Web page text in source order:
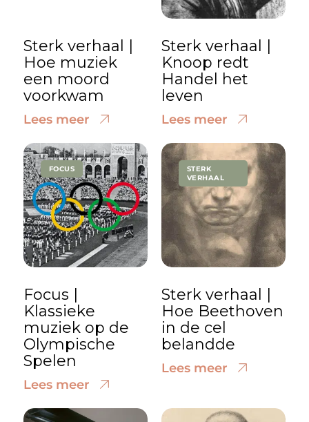
Sterk verhaal |
Hoe muziek
een moord
voorkwam
Lees meer
Sterk verhaal |
Knoop redt
Handel het
leven
Lees meer
FOCUS
Focus |
Klassieke
muziek op de
Olympische
Spelen
Lees meer
STERK
VERHAAL
Sterk verhaal |
Hoe Beethoven
in de cel
belandde
Lees meer